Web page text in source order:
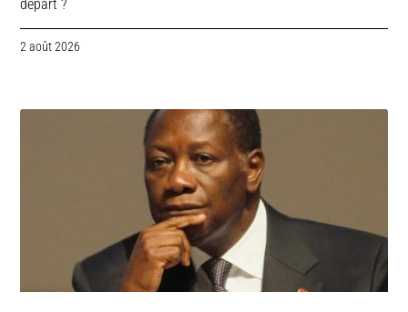
départ ?
2 août 2026